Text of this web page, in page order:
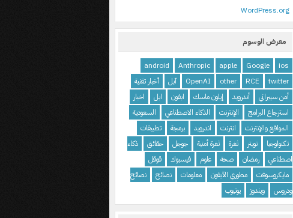
WordPress.org
معرض الوسوم
android Anthropic apple Google
ios
OpenAI
other RCE twitter آبل
أخبار تقنية
أمن سيبراني
أندرويد إيلون ماسك ابفون ابل
اخبار
استرجاع البرامج
الإنترنت الذكاء الاصطناعي
السعودية
المواقع والإنترنت
انترنت اندرويد برمجة
تطبيقات
تكنولوجيا
تويتر ثغرة ثغرة أمنية جوجل حقائق
ذكاء
اصطناعي
رمضان صحة علوم فيسبوك
قوقل
مايكروسوفت
مطوري الآيفون معلومات نصائح
نصائح
ودروس
ويندوز يوتيوب